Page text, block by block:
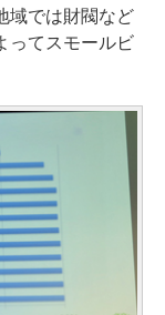
域では財閥など
ってスモールビ